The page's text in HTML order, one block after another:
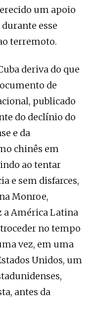
um apoio
esse
terremoto.
deriva do que
de
publicado
do declínio do
e da
chinês em
ao tentar
e sem disfarces,
Monroe,
a América Latina
no tempo
vez, em uma
Unidos, um
antes da